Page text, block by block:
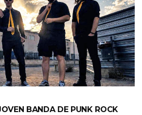
BANDA DE PUNK ROCK